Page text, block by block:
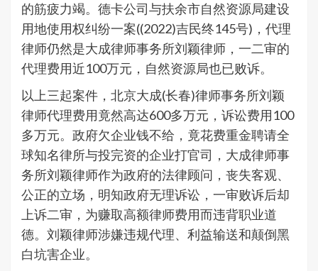
的筋疲力竭。德卡公司与扶余市自然资源局建设
用地使用权纠纷一案((2022)吉民终145号)，代理
律师仍然是大成律师事务所刘颖律师，一二审的
代理费用近100万元，自然资源局也已败诉。
以上三起案件，北京大成(长春)律师事务所刘颖
律师代理费用竟然高达600多万元，诉讼费用100
多万元。政府欠企业钱不给，竟花费重金聘请全
球知名律所与投完资的企业打官司，大成律师事
务所刘颖律师作为政府的法律顾问，丧失客观、
公正的立场，明知政府无理诉讼，一审败诉后却
上诉二审，为赚取高额律师费用而违背职业道
德。刘颖律师涉嫌违规代理、利益输送和颠倒黑
白坑害企业。